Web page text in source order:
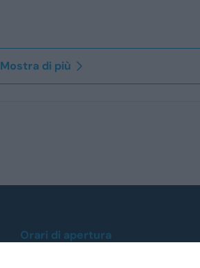
Mostra di più
Orari di apertura